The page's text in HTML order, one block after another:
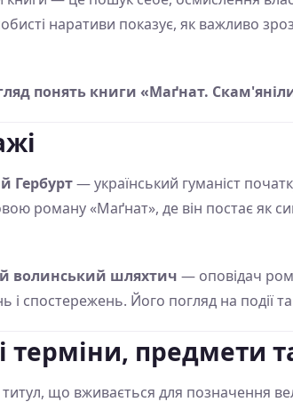
наративи показує, як важливо
понять книги «Маґнат.
Гербурт— український гуманіст
роману «Маґнат», де він постає як
волинський шляхтич — оповідач
і спостережень. Його погляд на події
терміни, предмети
що вживається для позначення